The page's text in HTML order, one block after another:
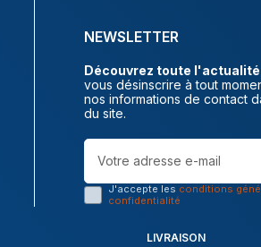
NEWSLETTER
Découvrez toute
vous désinscrire à tout
nos informations de contact
du site.
J'accepte les conditions
confidentialité
LIVRAISON